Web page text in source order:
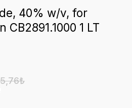
40% w/v, for
1 LT